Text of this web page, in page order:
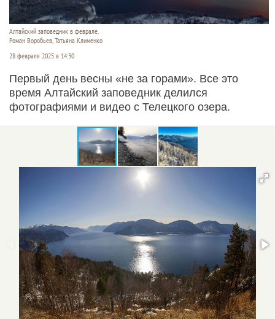
Алтайский заповедник в феврале.
Роман Воробьев, Татьяна Клименко
28 февраля 2025 в 14:30
Первый день весны «не за горами». Все это
время Алтайский заповедник делился
фотографиями и видео с Телецкого озера.